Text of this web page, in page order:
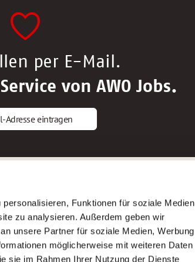
Funktionen für soziale Medien
zu analysieren. Außerdem geben wir
unsere Partner für soziale Medien, Werbung
möglicherweise mit weiteren Daten
sie im Rahmen Ihrer Nutzung der Dienste
per E-Mail.
von AWO Jobs.
Adresse eintragen
AWO Gliederungen nach Bundesland
Stellenangebote nach Bundesländern
Sitemap
Impressum
Datenschutz